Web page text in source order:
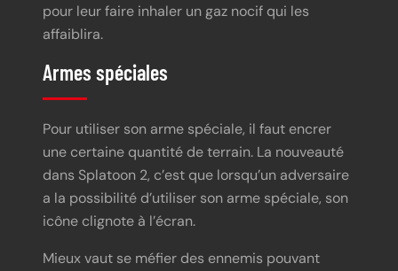
pour leur faire inhaler un gaz nocif qui les
affaiblira.
Armes spéciales
Pour utiliser son arme spéciale, il faut encrer
une certaine quantité de terrain. La nouveauté
dans Splatoon 2, c’est que lorsqu’un adversaire
a la possibilité d’utiliser son arme spéciale, son
icône clignote à l’écran.
Mieux vaut se méfier des ennemis pouvant